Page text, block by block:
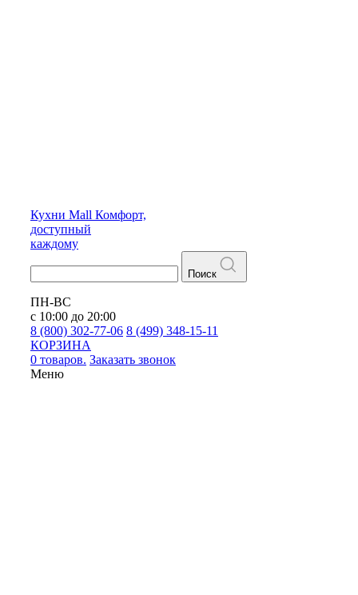
Кухни Mall Комфорт,
доступный
каждому
Поиск
ПН-ВС
с 10:00 до 20:00
8 (800) 302-77-06 8 (499) 348-15-11
КОРЗИНА
0 товаров. Заказать звонок
Меню